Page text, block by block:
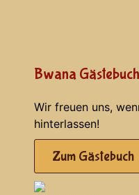
Bwana Gästebuch
Wir freuen uns,
hinterlassen!
Zum Gästebuch